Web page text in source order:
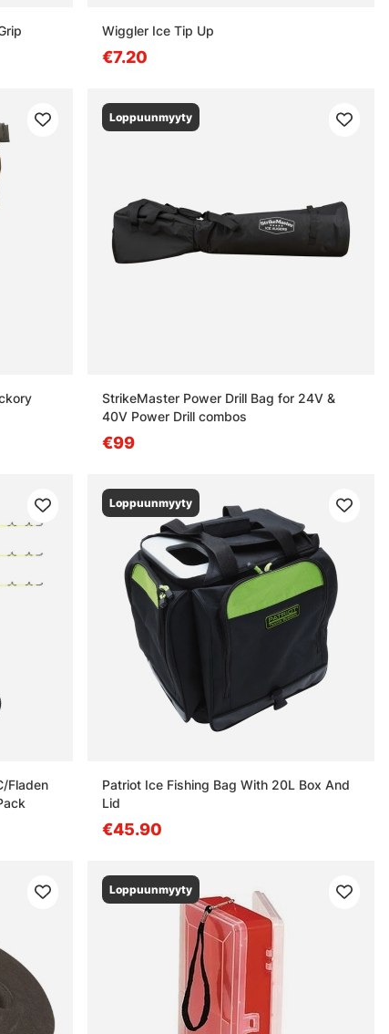
Wiggler Ice Tip Up
€7.20
Loppuunmyyty
StrikeMaster Power Drill Bag for 24V &
40V Power Drill combos
€99
Fladen
Loppuunmyyty
Patriot Ice Fishing Bag With 20L Box And
Lid
€45.90
Loppuunmyyty